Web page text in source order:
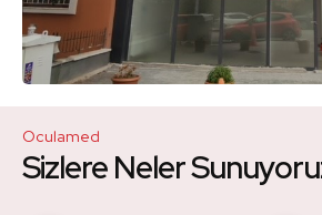
Oculamed
Sizlere Neler